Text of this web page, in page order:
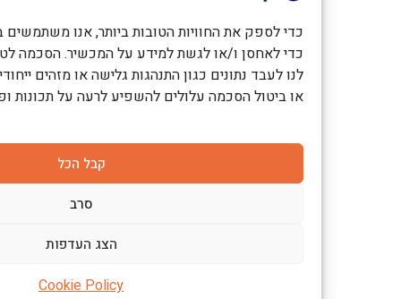
כדי לספק את החוויות הטובות ביותר, אנו משתמשים בטכנולוגיות
כדי לאחסן ו/או לגשת למידע על המכשיר. הסכמה לטכנולוגיות
לנו לעבד נתונים כגון התנהגות גלישה או מזהים ייחודיים באתר
או ביטול הסכמה עלולים להשפיע לרעה על תכונות ופונקציות
Cookie Policy